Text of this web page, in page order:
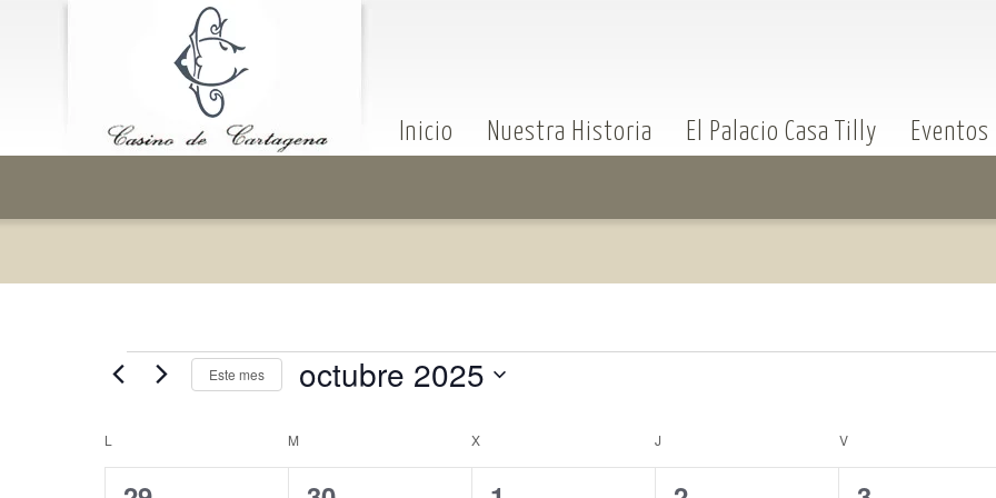
Inicio Nuestra Historia El Palacio Casa Tilly Eventos
Este mes octubre 2025
Calendario
de
L M X J V